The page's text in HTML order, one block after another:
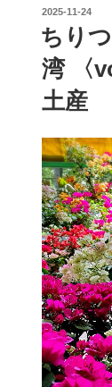
投
稿
日:
2025-11-24
ちり
湾 〈
土産